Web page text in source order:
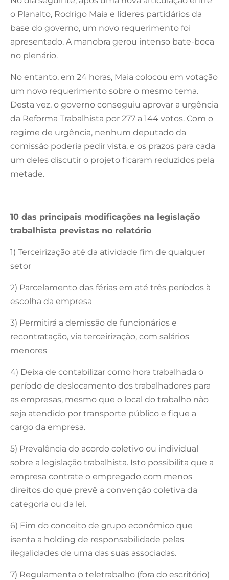
o Planalto, Rodrigo Maia e líderes partidários da
base do governo, um novo requerimento foi
apresentado. A manobra gerou intenso bate-boca
no plenário.
No entanto, em 24 horas, Maia colocou em votação
um novo requerimento sobre o mesmo tema.
Desta vez, o governo conseguiu aprovar a urgência
da Reforma Trabalhista por 277 a 144 votos. Com o
regime de urgência, nenhum deputado da
comissão poderia pedir vista, e os prazos para cada
um deles discutir o projeto ficaram reduzidos pela
metade.
10 das principais modificações na legislação
trabalhista previstas no relatório
1) Terceirização até da atividade fim de qualquer
setor
2) Parcelamento das férias em até três períodos à
escolha da empresa
3) Permitirá a demissão de funcionários e
recontratação, via terceirização, com salários
menores
4) Deixa de contabilizar como hora trabalhada o
período de deslocamento dos trabalhadores para
as empresas, mesmo que o local do trabalho não
seja atendido por transporte público e fique a
cargo da empresa.
5) Prevalência do acordo coletivo ou individual
sobre a legislação trabalhista. Isto possibilita que a
empresa contrate o empregado com menos
direitos do que prevê a convenção coletiva da
categoria ou da lei.
6) Fim do conceito de grupo econômico que
isenta a holding de responsabilidade pelas
ilegalidades de uma das suas associadas.
7) Regulamenta o teletrabalho (fora do escritório)